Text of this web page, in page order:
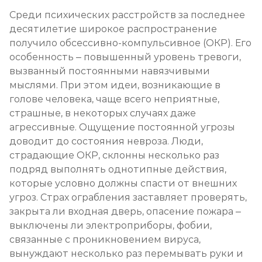
Записаться
Среди психических расстройств за последнее
десятилетие широкое распространение
получило обсессивно-компульсивное (ОКР). Его
особенность – повышенный уровень тревоги,
вызванный постоянными навязчивыми
мыслями. При этом идеи, возникающие в
голове человека, чаще всего неприятные,
страшные, в некоторых случаях даже
агрессивные. Ощущение постоянной угрозы
доводит до состояния невроза. Люди,
страдающие ОКР, склонны несколько раз
подряд выполнять однотипные действия,
которые условно должны спасти от внешних
угроз. Страх ограбления заставляет проверять,
закрыта ли входная дверь, опасение пожара –
выключены ли электроприборы, фобии,
связанные с проникновением вируса,
вынуждают несколько раз перемывать руки и